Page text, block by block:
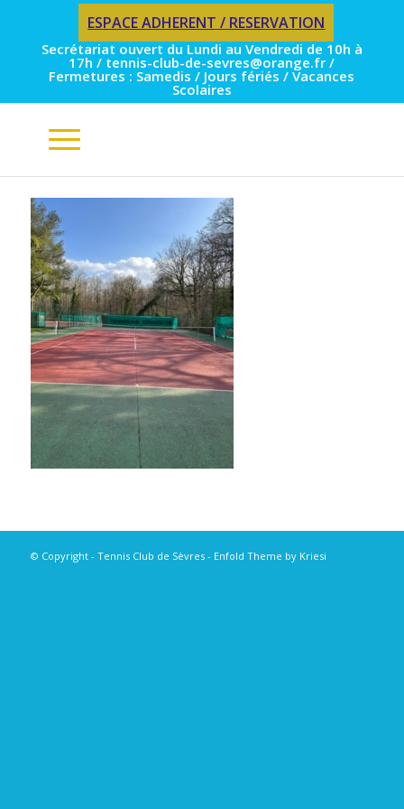
ESPACE ADHERENT / RESERVATION
Secrétariat ouvert du Lundi au Vendredi de 10h à
17h / tennis-club-de-sevres@orange.fr /
Fermetures : Samedis / Jours fériés / Vacances
Scolaires
© Copyright - Tennis Club de Sèvres - Enfold Theme by Kriesi